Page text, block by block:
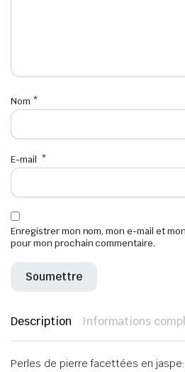
Nom *
E-mail *
Enregistrer mon nom, mon e-mail et
pour mon prochain commentaire.
Description Informations
Perles de pierre facettées en